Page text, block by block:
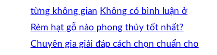
từng không gian Không có bình luận ở
Rèm hạt gỗ nào phong thủy tốt nhất?
Chuyên gia giải đáp cách chọn chuẩn cho